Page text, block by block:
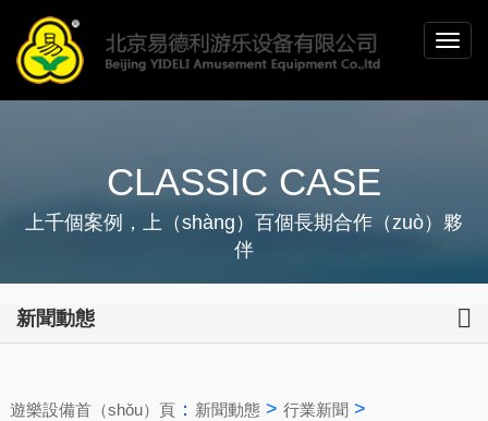
CLASSIC CASE
上千個案例，上（shàng）百個長期合作（zuò）夥
伴
新聞動態
遊樂設備首（shǒu）頁： 新聞動態> 行業新聞>